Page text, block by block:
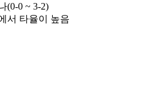
(0-0 ~ 3-2)
서 타율이 높음